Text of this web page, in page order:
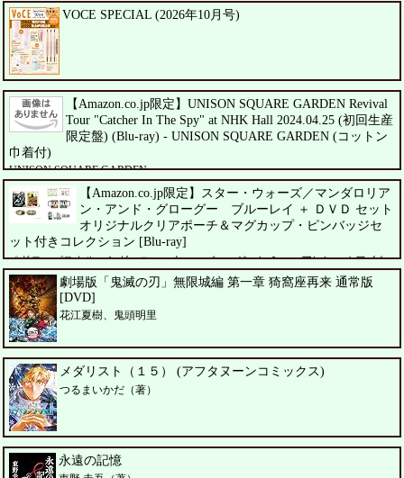
VOCE SPECIAL (2026年10月号)
【Amazon.co.jp限定】UNISON SQUARE GARDEN Revival
Tour "Catcher In The Spy" at NHK Hall 2024.04.25 (初回生産
限定盤) (Blu-ray) - UNISON SQUARE GARDEN (コットン
巾着付)
UNISON SQUARE GARDEN
【Amazon.co.jp限定】スター・ウォーズ／マンダロリア
ン・アンド・グローグー ブルーレイ ＋ ＤＶＤ セット
オリジナルクリアポーチ＆マグカップ・ピンバッジセ
ット付きコレクション [Blu-ray]
ペドロ・パスカル、シガーニー・ウィーバー、ジェレミー・アレン・ホワイト
劇場版「鬼滅の刃」無限城編 第一章 猗窩座再来 通常版
[DVD]
花江夏樹、鬼頭明里
メダリスト（１５） (アフタヌーンコミックス)
つるまいかだ（著）
永遠の記憶